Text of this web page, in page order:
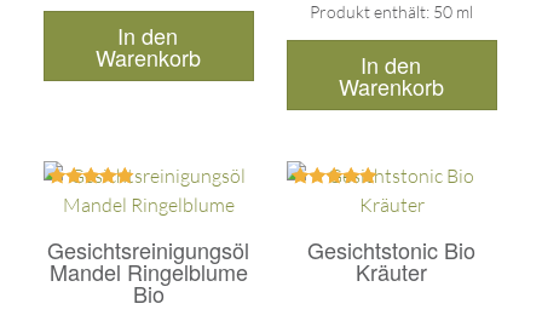
In den
Warenkorb
Produkt enthält: 50 ml
In den
Warenkorb
Gesichtsreinigungsöl
Mandel Ringelblume
Bio
Bewertet
mit
von 5
Gesichtstonic Bio
Kräuter
Bewertet
von 5